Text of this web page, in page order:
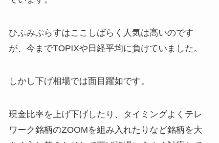
ひふみぷらすはここしばらく人気は高いのです
が、今までTOPIXや日経平均に負けていました。
しかし下げ相場では面目躍如です。
現金比率を上げ下げしたり、タイミングよくテレ
ワーク銘柄のZOOMを組み入れたりなど銘柄を大